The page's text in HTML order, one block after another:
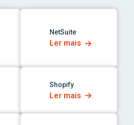
link para o aplicativo
NetSuite
Ler mais
link para o aplicativo
Shopify
Ler mais
link para o aplicativo